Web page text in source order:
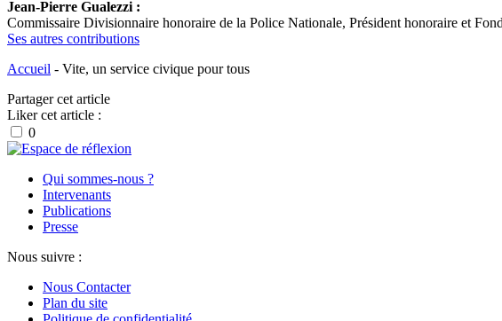
Jean-Pierre Gualezzi :
Commissaire Divisionnaire honoraire de la Police Nationale, Président honoraire et
Ses autres contributions
Accueil - Vite, un service civique pour tous
Partager cet article
Liker cet article :
0
Qui sommes-nous ?
Intervenants
Publications
Presse
Nous suivre :
Nous Contacter
Plan du site